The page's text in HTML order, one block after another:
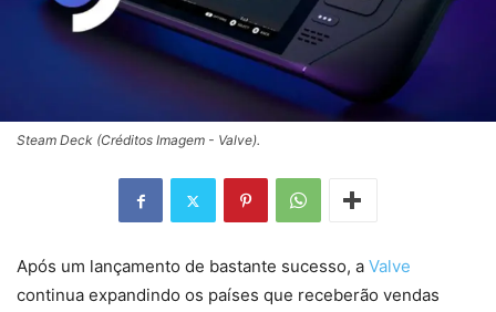
Steam Deck (Créditos Imagem - Valve).
Após um lançamento de bastante sucesso, a Valve
continua expandindo os países que receberão vendas